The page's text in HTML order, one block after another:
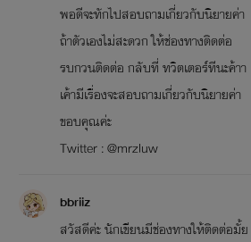
พอดีจะทักไปสอบถามเกี่ยวกับนิยายค่า
ถ้าตัวเองไม่สะดวก ให้ช่องทางติดต่อ
รบกวนติดต่อ กลับที่ ทวิตเตอร์ทีนะค้าา
เค้ามีเรื่องจะสอบถามเกี่ยวกับนิยายค่า
ขอบคุณค่ะ
Twitter : @mrzluw
bbriiz
สวัสดีค่ะ นักเขียนมีช่องทางให้ติดต่อมั้ย